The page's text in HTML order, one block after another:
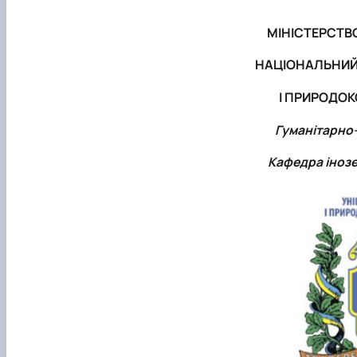
НАЦІОНАЛЬНИЙ
І
Кафедра